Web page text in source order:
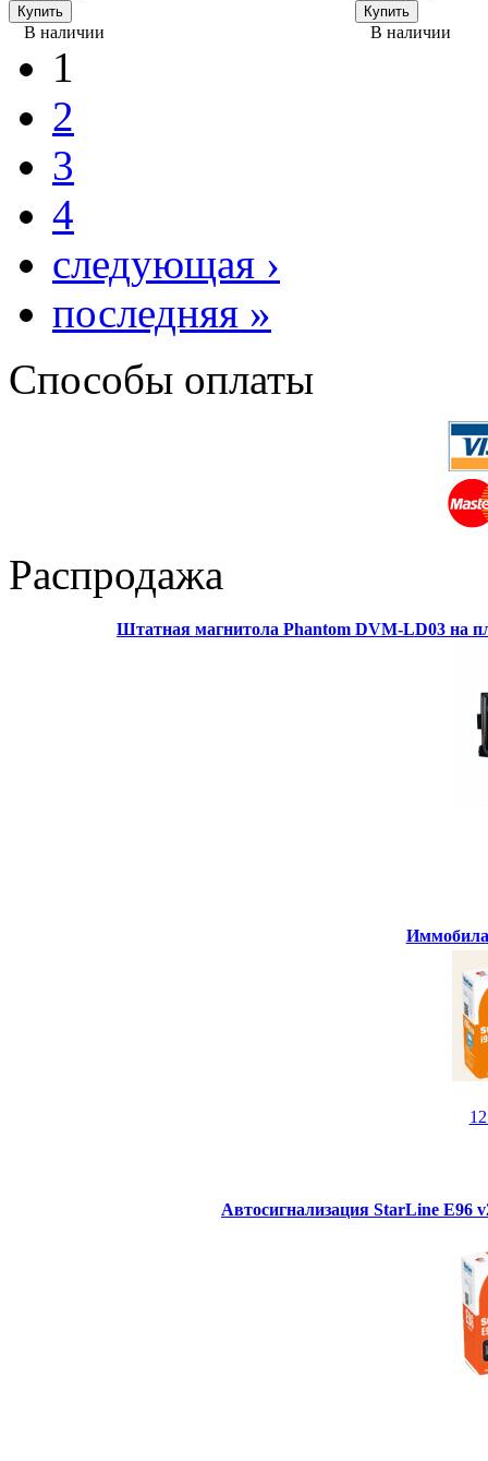
В наличии В наличии
1
2
3
4
следующая ›
последняя »
Способы оплаты
Распродажа
Штатная магнитола Phantom DVM-LD03 на
Автосигнализация StarLine E96